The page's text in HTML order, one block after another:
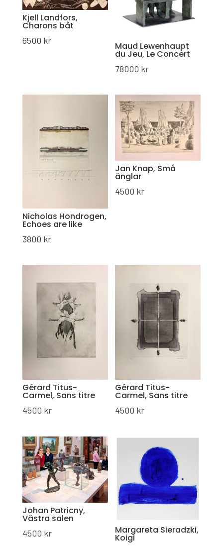
Kjell Landfors,
Charons båt
6500 kr Maud Lewenhaupt
du Jeu, Le Concert
78000 kr
Nicholas Hondrogen,
Echoes are like
3800 kr
Jan Knap, Små
änglar
4500 kr
Gérard Titus-
Carmel, Sans titre
4500 kr
Gérard Titus-
Carmel, Sans titre
4500 kr
Johan Patricny,
Västra salen
4500 kr Margareta Sieradzki,
Koigi